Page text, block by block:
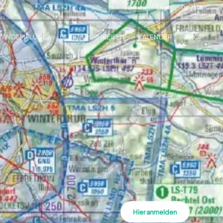
Hier anmelden
Über uns Login Deutsch
GLEITSCHIRMREISEN KALENDER SHOP